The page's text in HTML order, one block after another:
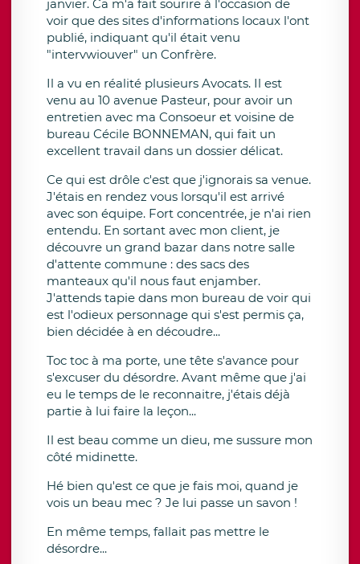
janvier. Ca m'a fait sourire à l'occasion de
voir que des sites d'informations locaux l'ont
publié, indiquant qu'il était venu
"intervwiouver" un Confrère.
Il a vu en réalité plusieurs Avocats. Il est
venu au 10 avenue Pasteur, pour avoir un
entretien avec ma Consoeur et voisine de
bureau Cécile BONNEMAN, qui fait un
excellent travail dans un dossier délicat.
Ce qui est drôle c'est que j'ignorais sa venue.
J'étais en rendez vous lorsqu'il est arrivé
avec son équipe. Fort concentrée, je n'ai rien
entendu. En sortant avec mon client, je
découvre un grand bazar dans notre salle
d'attente commune : des sacs des
manteaux qu'il nous faut enjamber.
J'attends tapie dans mon bureau de voir qui
est l'odieux personnage qui s'est permis ça,
bien décidée à en découdre...
Toc toc à ma porte, une tête s'avance pour
s'excuser du désordre. Avant même que j'ai
eu le temps de le reconnaitre, j'étais déjà
partie à lui faire la leçon...
Il est beau comme un dieu, me sussure mon
côté midinette.
Hé bien qu'est ce que je fais moi, quand je
vois un beau mec ? Je lui passe un savon !
En même temps, fallait pas mettre le
désordre...